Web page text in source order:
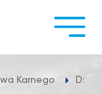
Karnego